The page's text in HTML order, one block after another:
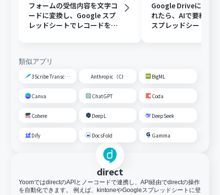
フォームの受信内容を文字コ
ードに変換し、Google スプ
レッドシートでレコードを追
Google Driveに文書
れたら、AIで要約し
スプレッドシートの
類似アプリ
3Scribe Transcription Anthropic（Claude） BigML
Canva ChatGPT Coda
Cohere DeepL DeepSeek
Dify DocsFold Gamma
direct
YoomではdirectのAPIとノーコードで連携し、API経由でdirectの操作
を自動化できます。 例えば、kintoneやGoogleスプレッドシートに登